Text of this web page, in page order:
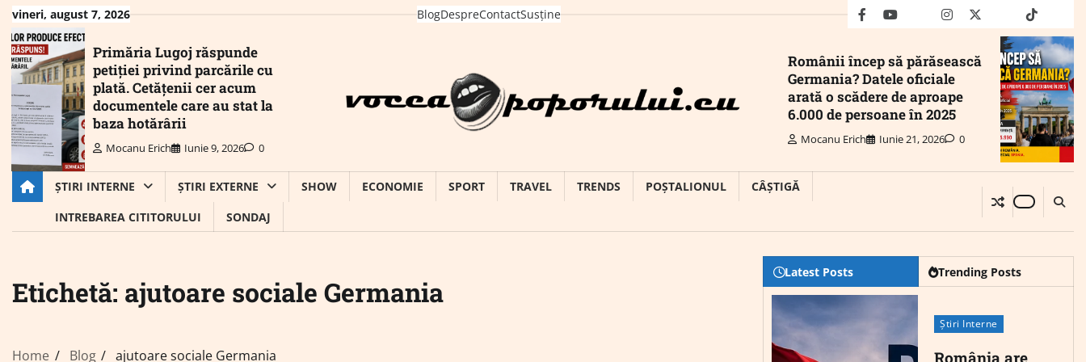
Skip
content
vineri, august 7, 2026 BlogDespreContactSusține facebookyoutubeMailinstagram
twitter truthtiktok
Primăria Lugoj răspunde
petiției privind parcările cu
plată. Cetățenii cer acum
documentele care au stat la
baza hotărârii
Mocanu Erich Iunie 9, 2026 0
Românii încep să părăsească
Germania? Datele oficiale
arată o scădere de aproape
6.000 de persoane în 2025
Mocanu Erich Iunie 21, 2026 0
ȘTIRI INTERNE ȘTIRI EXTERNE SHOW ECONOMIE SPORT TRAVEL TRENDS POȘTALIONUL
CÂȘTIGĂ
INTREBAREA CITITORULUI
SONDAJ
Etichetă: ajutoare sociale Germania
Home Blog ajutoare sociale Germania
Latest Posts Trending Posts
Știri Interne
România are